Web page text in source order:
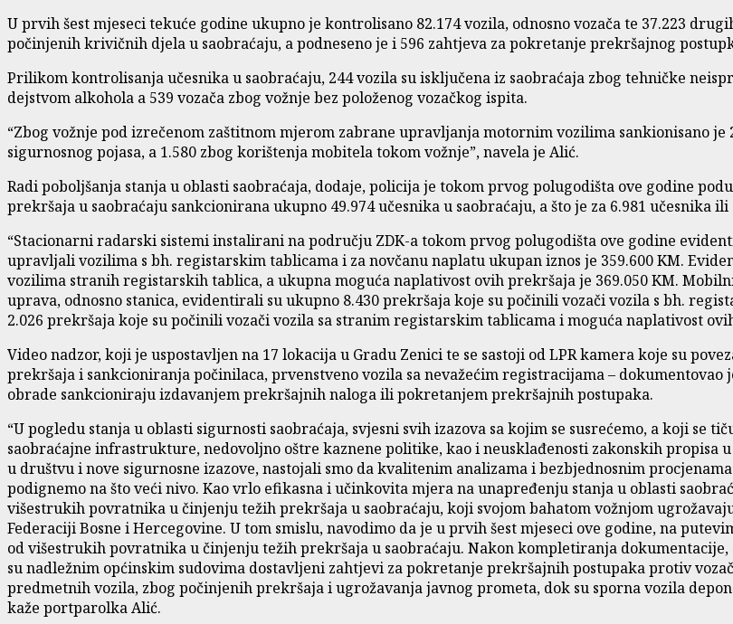
U prvih šest mjeseci tekuće godine ukupno je kontrolisano 82.174 vozila, odnosno vozača te 37.223
počinjenih krivičnih djela u saobraćaju, a podneseno je i 596 zahtjeva za pokretanje prekršajnog
Prilikom kontrolisanja učesnika u saobraćaju, 244 vozila su isključena iz saobraćaja zbog tehničke
dejstvom alkohola a 539 vozača zbog vožnje bez položenog vozačkog ispita.
“Zbog vožnje pod izrečenom zaštitnom mjerom zabrane upravljanja motornim vozilima sankionisano je
sigurnosnog pojasa, a 1.580 zbog korištenja mobitela tokom vožnje”, navela je Alić.
Radi poboljšanja stanja u oblasti saobraćaja, dodaje, policija je tokom prvog polugodišta ove godine
prekršaja u saobraćaju sankcionirana ukupno 49.974 učesnika u saobraćaju, a što je za 6.981 učesnika
“Stacionarni radarski sistemi instalirani na području ZDK-a tokom prvog polugodišta ove godine
upravljali vozilima s bh. registarskim tablicama i za novčanu naplatu ukupan iznos je 359.600 KM.
vozilima stranih registarskih tablica, a ukupna moguća naplativost ovih prekršaja je 369.050 KM.
uprava, odnosno stanica, evidentirali su ukupno 8.430 prekršaja koje su počinili vozači vozila s bh.
2.026 prekršaja koje su počinili vozači vozila sa stranim registarskim tablicama i moguća naplativost
Video nadzor, koji je uspostavljen na 17 lokacija u Gradu Zenici te se sastoji od LPR kamera koje su
prekršaja i sankcioniranja počinilaca, prvenstveno vozila sa nevažećim registracijama – dokumentovao
obrade sankcioniraju izdavanjem prekršajnih naloga ili pokretanjem prekršajnih postupaka.
“U pogledu stanja u oblasti sigurnosti saobraćaja, svjesni svih izazova sa kojim se susrećemo, a koji se
saobraćajne infrastrukture, nedovoljno oštre kaznene politike, kao i neusklađenosti zakonskih
u društvu i nove sigurnosne izazove, nastojali smo da kvalitenim analizama i bezbjednosnim
podignemo na što veći nivo. Kao vrlo efikasna i učinkovita mjera na unapređenju stanja u oblasti
višestrukih povratnika u činjenju težih prekršaja u saobraćaju, koji svojom bahatom vožnjom
Federaciji Bosne i Hercegovine. U tom smislu, navodimo da je u prvih šest mjeseci ove godine, na
od višestrukih povratnika u činjenju težih prekršaja u saobraćaju. Nakon kompletiranja
su nadležnim općinskim sudovima dostavljeni zahtjevi za pokretanje prekršajnih postupaka protiv
predmetnih vozila, zbog počinjenih prekršaja i ugrožavanja javnog prometa, dok su sporna vozila
kaže portparolka Alić.